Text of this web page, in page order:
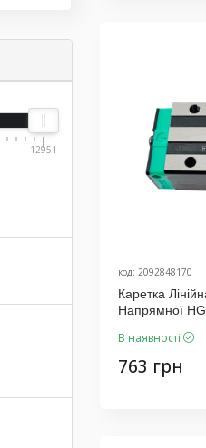
12951
код: 2092848170
Каретка
Напрямної
В наявності
763 грн